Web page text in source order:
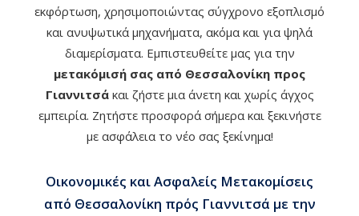
εκφόρτωση, χρησιμοποιώντας σύγχρονο εξοπλισμό
και ανυψωτικά μηχανήματα, ακόμα και για ψηλά
διαμερίσματα. Εμπιστευθείτε μας για την
μετακόμισή σας από Θεσσαλονίκη προς
Γιαννιτσάκαι ζήστε μια άνετη και χωρίς άγχος
εμπειρία. Ζητήστε προσφορά σήμερα και ξεκινήστε
με ασφάλεια το νέο σας ξεκίνημα!
Οικονομικές και Ασφαλείς Μετακομίσεις
από Θεσσαλονίκη πρός Γιαννιτσά με την